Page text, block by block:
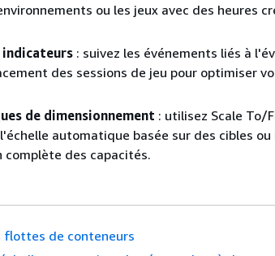
ou les jeux avec des heures
indicateurs : suivez les événements liés à
des sessions de jeu pour optimiser
de dimensionnement : utilisez Scale To/
automatique basée sur des cibles ou
complète des capacités.
flottes de conteneurs